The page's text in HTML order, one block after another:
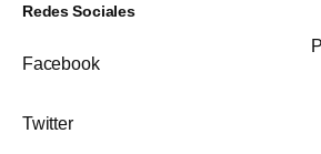
Redes Sociales
Facebook
Twitter